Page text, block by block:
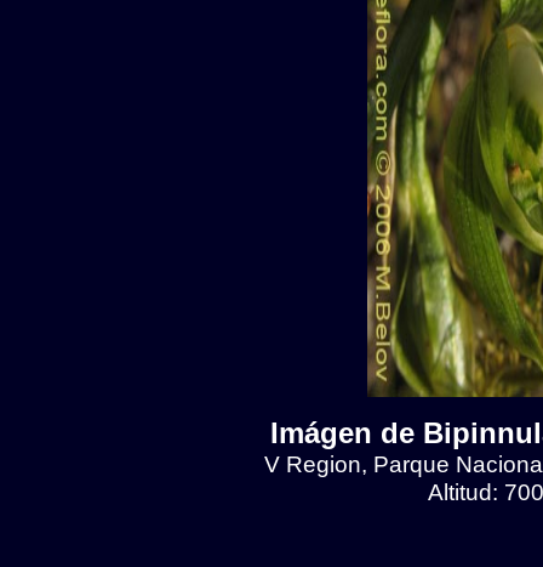
Imágen de
V Region, Parque
Altitud: